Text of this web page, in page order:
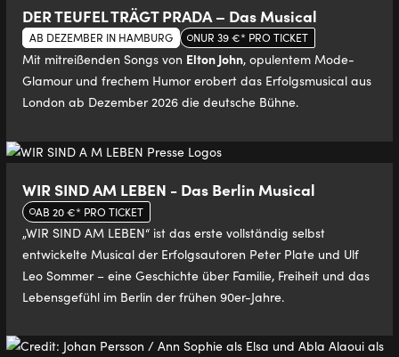
DER TEUFEL TRÄGT PRADA – Das Musical
AB DEZEMBER IN HAMBURG NUR 39 €* PRO TICKET
Mit mitreißenden Songs von Elton John, opulentem Mode-
Glamour und frechem Humor erobert das Erfolgsmusical aus
London ab Dezember 2026 die deutsche Bühne.
WIR SIND AM LEBEN - Das Berlin Musical
AB 20 €* PRO TICKET
„WIR SIND AM LEBEN“ ist das erste vollständig selbst
entwickelte Musical der Erfolgsautoren Peter Plate und Ulf
Leo Sommer – eine Geschichte über Familie, Freiheit und das
Lebensgefühl im Berlin der frühen 90er-Jahre.